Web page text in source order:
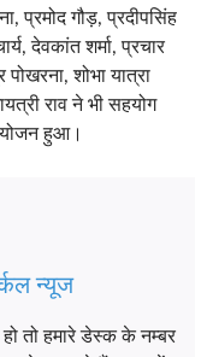
प्रमोद गौड़, प्रदीपसिंह
देवकांत शर्मा, प्रचार
पोखरना, शोभा यात्रा
राव ने भी सहयोग
हुआ।
न्यूज
तो हमारे डेस्क के नम्बर